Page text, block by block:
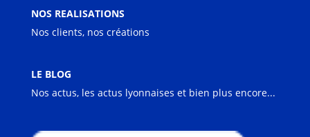
NOS REALISATIONS
Nos clients, nos créations
LE BLOG
Nos actus, les actus lyonnaises et bien plus encore...